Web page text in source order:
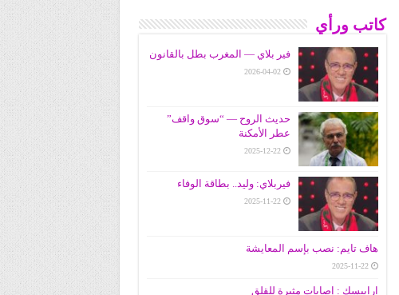
كاتب ورأي
فير بلاي — المغرب بطل بالقانون
2026-04-02
حديث الروح — “سوق واقف”
عطر الأمكنة
2025-12-22
فيربلاي: وليد.. بطاقة الوفاء
2025-11-22
هاف تايم: نصب بإسم المعايشة
2025-11-22
ارابيسك : إصابات مثيرة للقلق